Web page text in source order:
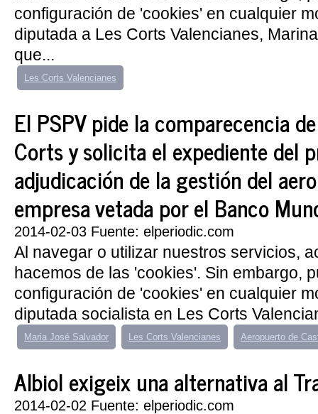
configuración de 'cookies' en cualquier
diputada a Les Corts Valencianes,
que...
Les Corts Valencianes
El PSPV pide la comparecencia
Corts y solicita el expediente del
adjudicación de la gestión del
empresa vetada por el Banco
2014-02-03 Fuente: elperiodic.com
Al navegar o utilizar nuestros servicios,
hacemos de las 'cookies'. Sin embargo,
configuración de 'cookies' en cualquier
diputada socialista en Les Corts
Maria José Salvador Les Corts Valencianes Aeropuerto de
Albiol exigeix una alternativa al
2014-02-02 Fuente: elperiodic.com